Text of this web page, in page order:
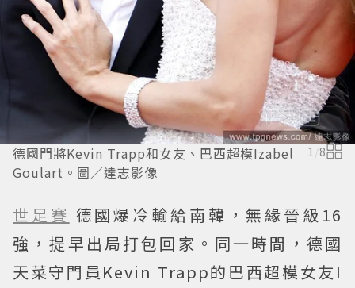
德國門將Kevin Trapp和女友、巴西超模Izabel
Goulart。圖／達志影像
1/8
世足賽 德國爆冷輸給南韓，無緣晉級16
強，提早出局打包回家。同一時間，德國
天菜守門員Kevin Trapp的巴西超模女友I